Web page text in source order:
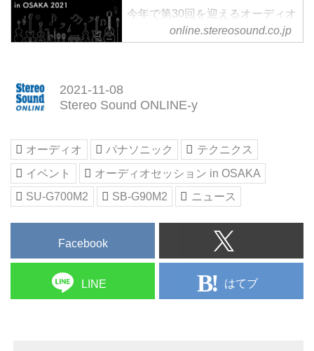
今年で第30回を迎えるオーディオ
セッションin OSAKAが、11月13
日(土)と14日(日)の両日に開催さ
行ない開催することを決定したと
月20頃から予約受け付け開始の予
定。
なお、コロナウイルス感染拡大な
ど、今後の状況によってはイベン
トの中止や縮小等の可能性もある
ので、事前に同イベントのホーム
ページでご確認いただきたい。
オーディオセッション in OSAKA
online.stereosound.co.jp
2021-11-08
Stereo Sound ONLINE-y
オーディオ パナソニック
テクニクス
イベント
オーディオセッション in OSAKA
SU-G700M2
SB-G90M2 ニュース
Facebook
LINE はてブ